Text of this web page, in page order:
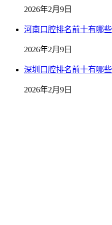
2026年2月9日
河南口腔排名前十有哪
2026年2月9日
深圳口腔排名前十有哪
2026年2月9日